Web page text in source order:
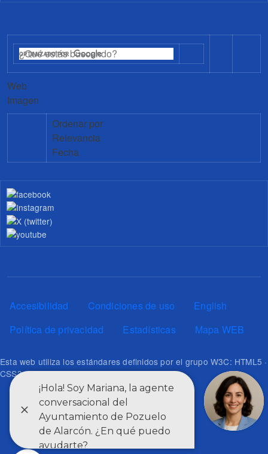
Web
Imagen
Ordenar por
Relevancia
Fecha
Pie de página
Accesibilidad Condiciones de uso
English
Política de privacidad
Estadísticas Mapa WEB
Esta web utiliza los estándares definidos por el grupo W3C: HTML5 ·
CSS3 · RSS